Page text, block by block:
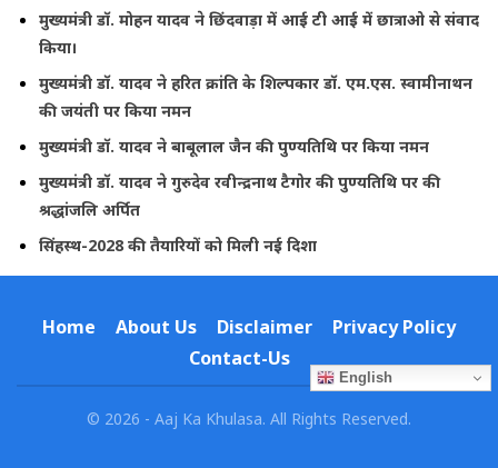
मुख्यमंत्री डॉ. मोहन यादव ने छिंदवाड़ा में आई टी आई में छात्राओ से संवाद
किया।
मुख्यमंत्री डॉ. यादव ने हरित क्रांति के शिल्पकार डॉ. एम.एस. स्वामीनाथन
की जयंती पर किया नमन
मुख्यमंत्री डॉ. यादव ने बाबूलाल जैन की पुण्यतिथि पर किया नमन
मुख्यमंत्री डॉ. यादव ने गुरुदेव रवीन्द्रनाथ टैगोर की पुण्यतिथि पर की
श्रद्धांजलि अर्पित
सिंहस्थ-2028 की तैयारियों को मिली नई दिशा
Home About Us Disclaimer
Privacy Policy
Contact-Us
English
© 2026 - Aaj Ka Khulasa. All Rights Reserved.